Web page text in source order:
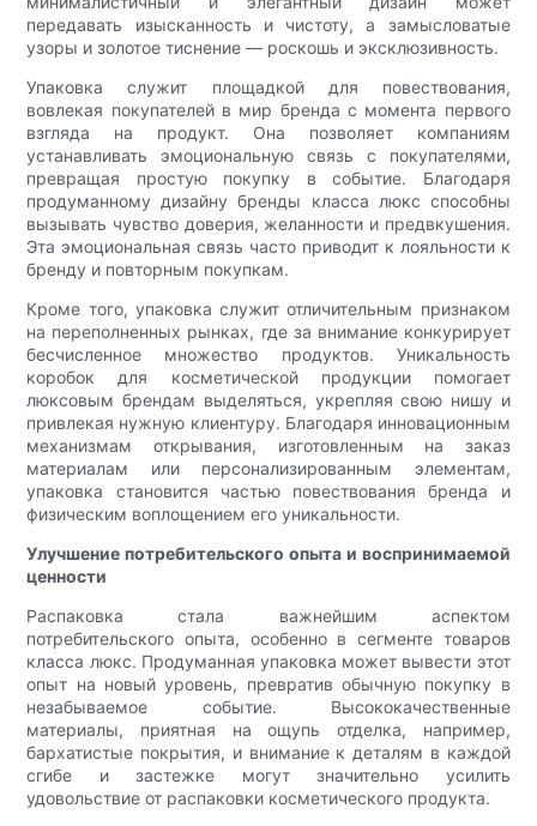
передавать изысканность и чистоту, а замысловатые
узоры и золотое тиснение — роскошь и эксклюзивность.
Упаковка служит площадкой для повествования,
вовлекая покупателей в мир бренда с момента первого
взгляда на продукт. Она позволяет компаниям
устанавливать эмоциональную связь с покупателями,
превращая простую покупку в событие. Благодаря
продуманному дизайну бренды класса люкс способны
вызывать чувство доверия, желанности и предвкушения.
Эта эмоциональная связь часто приводит к лояльности к
бренду и повторным покупкам.
Кроме того, упаковка служит отличительным признаком
на переполненных рынках, где за внимание конкурирует
бесчисленное множество продуктов. Уникальность
коробок для косметической продукции помогает
люксовым брендам выделяться, укрепляя свою нишу и
привлекая нужную клиентуру. Благодаря инновационным
механизмам открывания, изготовленным на заказ
материалам или персонализированным элементам,
упаковка становится частью повествования бренда и
физическим воплощением его уникальности.
Улучшение потребительского опыта и воспринимаемой
ценности
Распаковка стала важнейшим аспектом
потребительского опыта, особенно в сегменте товаров
класса люкс. Продуманная упаковка может вывести этот
опыт на новый уровень, превратив обычную покупку в
незабываемое событие. Высококачественные
материалы, приятная на ощупь отделка, например,
бархатистые покрытия, и внимание к деталям в каждой
сгибе и застежке могут значительно усилить
удовольствие от распаковки косметического продукта.